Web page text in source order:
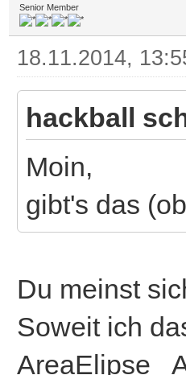
Senior Member
18.11.2014,
hackball
Moin,
gibt's das
Du meinst
Soweit ich
AreaElipse_